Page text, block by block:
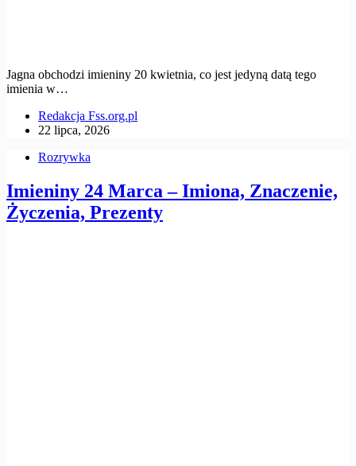
Jagna obchodzi imieniny 20 kwietnia, co jest jedyną datą tego
imienia w…
Redakcja Fss.org.pl
22 lipca, 2026
Rozrywka
Imieniny 24 Marca – Imiona, Znaczenie,
Życzenia, Prezenty